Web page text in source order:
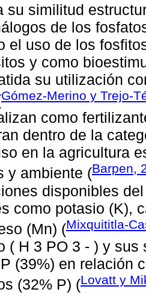
su similitud
de los
el uso de los
y como
su utilización
Gómez-Merino y Trejo-
como
dentro de la
en la agricultura
y ambiente (Barpen,
disponibles
como potasio (K),
(Mn) (Mixquititla-
( H 3 PO 3 - ) y
(39%) en relación
(32% P) (Lovatt y